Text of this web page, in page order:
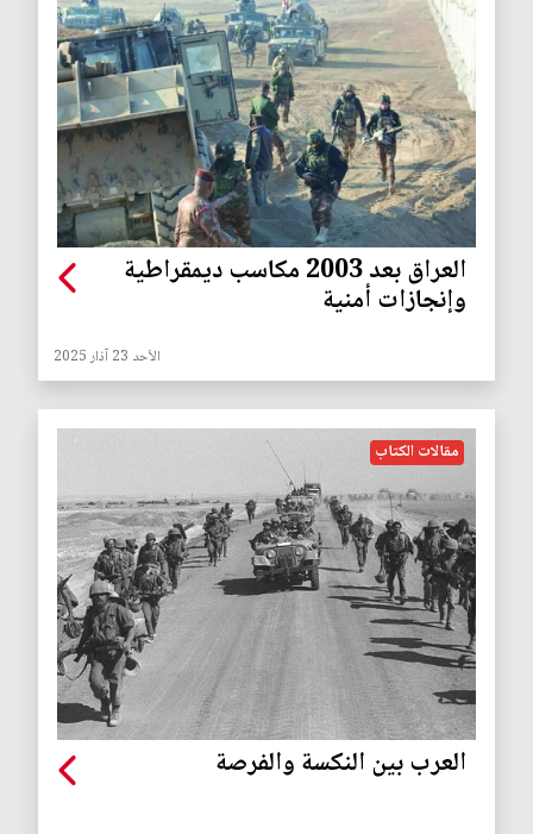
العراق بعد 2003 مكاسب ديمقراطية
وإنجازات أمنية
الأحد 23 آذار 2025
مقالات الكتاب
العرب بين النكسة والفرصة